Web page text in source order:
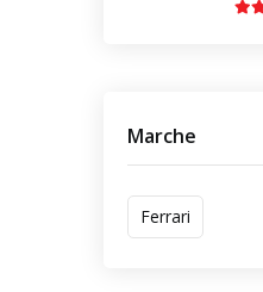
Marche
Ferrari